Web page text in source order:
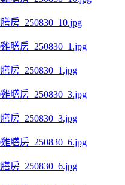
房_250830_10.jpg
房_250830_1.jpg
房_250830_3.jpg
房_250830_6.jpg